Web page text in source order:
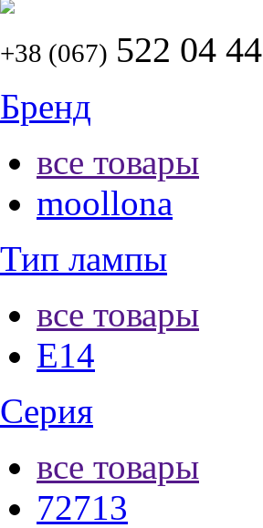
+38 (067) 522 04 44
Бренд
все товары
moollona
Тип лампы
все товары
E14
Серия
все товары
72713